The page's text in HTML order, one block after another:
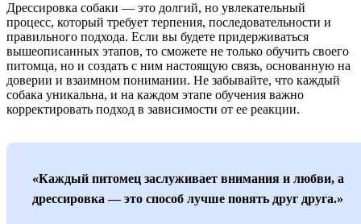
Дрессировка собаки — это долгий, но увлекательный
процесс, который требует терпения, последовательности и
правильного подхода. Если вы будете придерживаться
вышеописанных этапов, то сможете не только обучить своего
питомца, но и создать с ним настоящую связь, основанную на
доверии и взаимном понимании. Не забывайте, что каждый
собака уникальна, и на каждом этапе обучения важно
корректировать подход в зависимости от ее реакции.
«Каждый питомец заслуживает внимания и любви, а
дрессировка — это способ лучше понять друг друга.»